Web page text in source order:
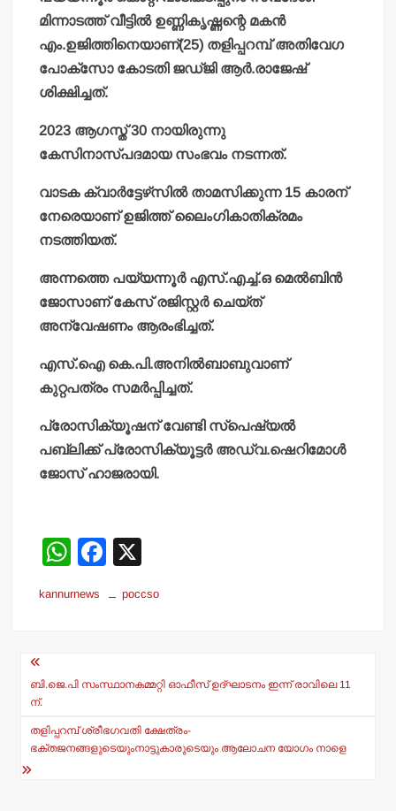
മിന്നാടത്ത് വീട്ടില്‍ ഉണ്ണികൃഷ്ണന്റെ മകന്‍
എം.ഉജിത്തിനെയാണ്(25) തളിപ്പറമ്പ് അതിവേഗ
പോക്‌സോ കോടതി ജഡ്ജി ആര്‍.രാജേഷ്
ശിക്ഷിച്ചത്.
2023 ആഗസ്ത് 30 നായിരുന്നു
കേസിനാസ്പദമായ സംഭവം നടന്നത്.
വാടക ക്വാര്‍ട്ടേഴ്‌സില്‍ താമസിക്കുന്ന 15 കാരന്
നേരെയാണ് ഉജിത്ത് ലൈംഗികാതിക്രമം
നടത്തിയത്.
അന്നത്തെ പയ്യന്നൂര്‍ എസ്.എച്ച്.ഒ മെല്‍ബിന്‍
ജോസാണ് കേസ് രജിസ്റ്റര്‍ ചെയ്ത്
അന്വേഷണം ആരംഭിച്ചത്.
എസ്.ഐ കെ.പി.അനില്‍ബാബുവാണ്
കുറ്റപത്രം സമര്‍പ്പിച്ചത്.
പ്രോസിക്യൂഷന് വേണ്ടി സ്‌പെഷ്യല്‍
പബ്ലിക്ക് പ്രോസിക്യൂട്ടര്‍ അഡ്വ.ഷെറിമോള്‍
ജോസ് ഹാജരായി.
W
at
p
p
F
c
o
o
k
kannurnews poccso
Post
navigation
ബി.ജെ.പി സംസ്ഥാനകമ്മറ്റി ഓഫീസ് ഉദ്ഘാടനം ഇന്ന് രാവിലെ 11
ന്.
തളിപ്പറമ്പ് ശ്രീഭഗവതി ക്ഷേത്രം-
ഭക്തജനങ്ങളുടെയുംനാട്ടുകാരുടെയും ആലോചന യോഗം നാളെ